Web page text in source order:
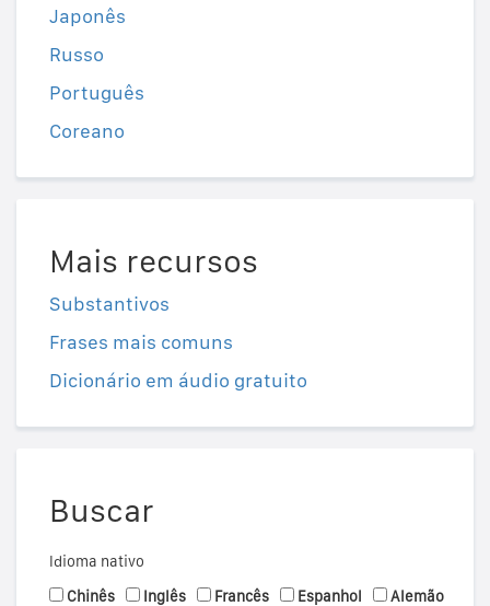
Japonês
Russo
Português
Coreano
Mais recursos
Substantivos
Frases mais comuns
Dicionário em áudio gratuito
Buscar
Idioma nativo
Chinês
Inglês Francês Espanhol
Alemão